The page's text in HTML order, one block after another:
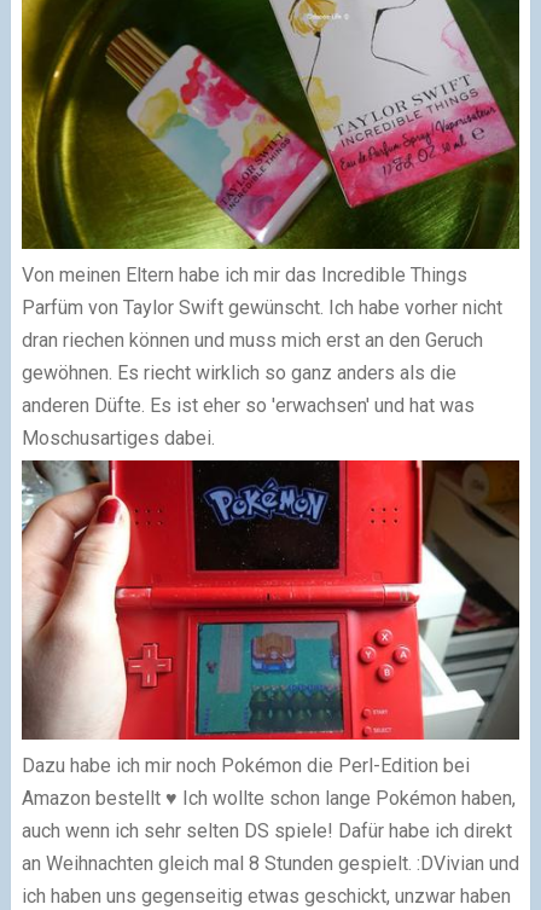
Von meinen Eltern habe ich mir das Incredible Things
Parfüm von Taylor Swift gewünscht. Ich habe vorher nicht
dran riechen können und muss mich erst an den Geruch
gewöhnen. Es riecht wirklich so ganz anders als die
anderen Düfte. Es ist eher so 'erwachsen' und hat was
Moschusartiges dabei.
Dazu habe ich mir noch Pokémon die Perl-Edition bei
Amazon bestellt ♥ Ich wollte schon lange Pokémon haben,
auch wenn ich sehr selten DS spiele! Dafür habe ich direkt
an Weihnachten gleich mal 8 Stunden gespielt. :DVivian und
ich haben uns gegenseitig etwas geschickt, unzwar haben